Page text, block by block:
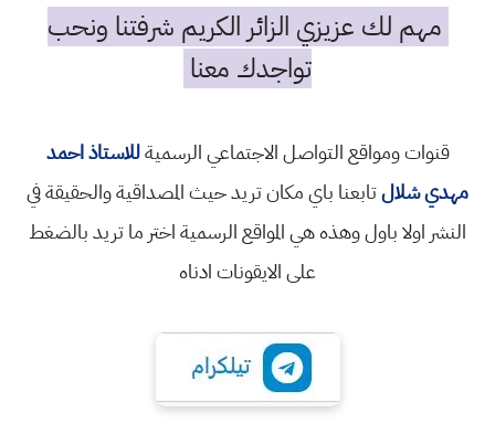
مهم لك عزيزي الزائر الكريم شرفتنا ونحب
تواجدك معنا
قنوات ومواقع التواصل الاجتماعي الرسميةللاستاذ احمد
مهدي شلالتابعنا باي مكان تريد حيث المصداقية والحقيقة في
النشر اولا باول وهذه هي المواقع الرسمية اختر ما تريد بالضغط
على الايقونات ادناه